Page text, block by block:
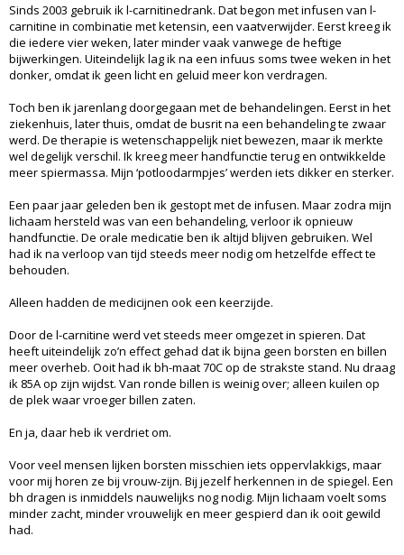
Sinds 2003 gebruik ik l-carnitinedrank. Dat begon met infusen van l-
carnitine in combinatie met ketensin, een vaatverwijder. Eerst kreeg ik
die iedere vier weken, later minder vaak vanwege de heftige
bijwerkingen. Uiteindelijk lag ik na een infuus soms twee weken in het
donker, omdat ik geen licht en geluid meer kon verdragen.
Toch ben ik jarenlang doorgegaan met de behandelingen. Eerst in het
ziekenhuis, later thuis, omdat de busrit na een behandeling te zwaar
werd. De therapie is wetenschappelijk niet bewezen, maar ik merkte
wel degelijk verschil. Ik kreeg meer handfunctie terug en ontwikkelde
meer spiermassa. Mijn ‘potloodarmpjes’ werden iets dikker en sterker.
Een paar jaar geleden ben ik gestopt met de infusen. Maar zodra mijn
lichaam hersteld was van een behandeling, verloor ik opnieuw
handfunctie. De orale medicatie ben ik altijd blijven gebruiken. Wel
had ik na verloop van tijd steeds meer nodig om hetzelfde effect te
behouden.
Alleen hadden de medicijnen ook een keerzijde.
Door de l-carnitine werd vet steeds meer omgezet in spieren. Dat
heeft uiteindelijk zo’n effect gehad dat ik bijna geen borsten en billen
meer overheb. Ooit had ik bh-maat 70C op de strakste stand. Nu draag
ik 85A op zijn wijdst. Van ronde billen is weinig over; alleen kuilen op
de plek waar vroeger billen zaten.
En ja, daar heb ik verdriet om.
Voor veel mensen lijken borsten misschien iets oppervlakkigs, maar
voor mij horen ze bij vrouw-zijn. Bij jezelf herkennen in de spiegel. Een
bh dragen is inmiddels nauwelijks nog nodig. Mijn lichaam voelt soms
minder zacht, minder vrouwelijk en meer gespierd dan ik ooit gewild
had.